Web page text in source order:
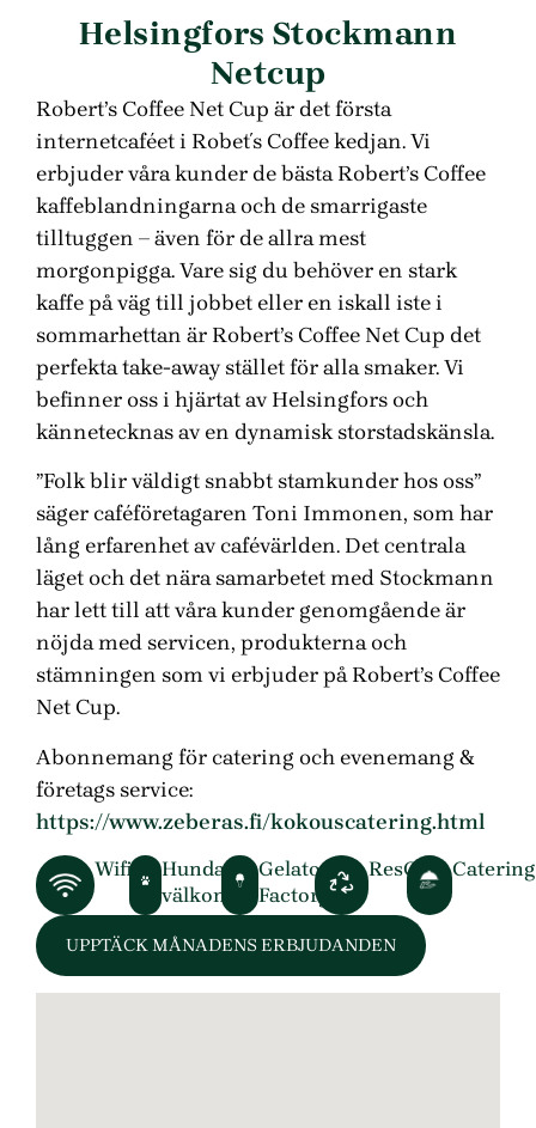
Helsingfors Stockmann
Netcup
Robert’s Coffee Net Cup är det första
internetcaféet i Robet´s Coffee kedjan. Vi
erbjuder våra kunder de bästa Robert’s Coffee
kaffeblandningarna och de smarrigaste
tilltuggen – även för de allra mest
morgonpigga. Vare sig du behöver en stark
kaffe på väg till jobbet eller en iskall iste i
sommarhettan är Robert’s Coffee Net Cup det
perfekta take-away stället för alla smaker. Vi
befinner oss i hjärtat av Helsingfors och
kännetecknas av en dynamisk storstadskänsla.
”Folk blir väldigt snabbt stamkunder hos oss”
säger caféföretagaren Toni Immonen, som har
lång erfarenhet av cafévärlden. Det centrala
läget och det nära samarbetet med Stockmann
har lett till att våra kunder genomgående är
nöjda med servicen, produkterna och
stämningen som vi erbjuder på Robert’s Coffee
Net Cup.
Abonnemang för catering och evenemang &
företags service:
https://www.zeberas.fi/kokouscatering.html
Wifi
Hundar
välkomna
Gelato
Factory
ResQ Catering
UPPTÄCK MÅNADENS ERBJUDANDEN